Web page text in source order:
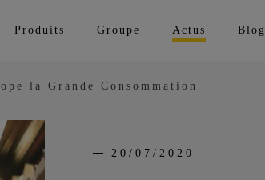
Produits Groupe Actus Blog
la Grande Consommation
20/07/2020